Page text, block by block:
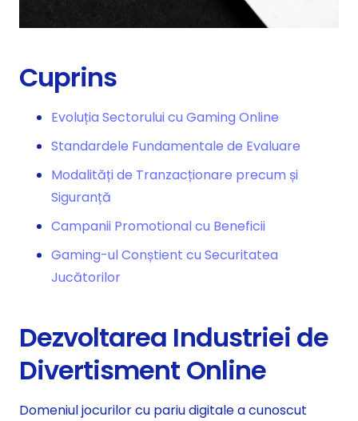
Cuprins
Evoluția Sectorului cu Gaming Online
Standardele Fundamentale de Evaluare
Modalități de Tranzacționare precum și
Siguranță
Campanii Promotional cu Beneficii
Gaming-ul Conștient cu Securitatea
Jucătorilor
Dezvoltarea Industriei de
Divertisment Online
Domeniul jocurilor cu pariu digitale a cunoscut